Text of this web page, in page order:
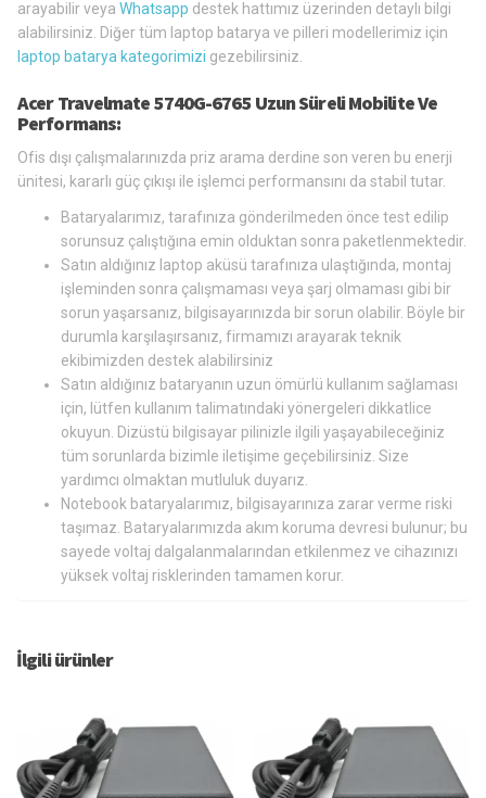
arayabilir veya Whatsapp destek hattımız üzerinden detaylı bilgi
alabilirsiniz. Diğer tüm laptop batarya ve pilleri modellerimiz için
laptop batarya kategorimizi gezebilirsiniz.
Acer Travelmate 5740G-6765 Uzun Süreli Mobilite Ve
Performans:
Ofis dışı çalışmalarınızda priz arama derdine son veren bu enerji
ünitesi, kararlı güç çıkışı ile işlemci performansını da stabil tutar.
Bataryalarımız, tarafınıza gönderilmeden önce test edilip
sorunsuz çalıştığına emin olduktan sonra paketlenmektedir.
Satın aldığınız laptop aküsü tarafınıza ulaştığında, montaj
işleminden sonra çalışmaması veya şarj olmaması gibi bir
sorun yaşarsanız, bilgisayarınızda bir sorun olabilir. Böyle bir
durumla karşılaşırsanız, firmamızı arayarak teknik
ekibimizden destek alabilirsiniz
Satın aldığınız bataryanın uzun ömürlü kullanım sağlaması
için, lütfen kullanım talimatındaki yönergeleri dikkatlice
okuyun. Dizüstü bilgisayar pilinizle ilgili yaşayabileceğiniz
tüm sorunlarda bizimle iletişime geçebilirsiniz. Size
yardımcı olmaktan mutluluk duyarız.
Notebook bataryalarımız, bilgisayarınıza zarar verme riski
taşımaz. Bataryalarımızda akım koruma devresi bulunur; bu
sayede voltaj dalgalanmalarından etkilenmez ve cihazınızı
yüksek voltaj risklerinden tamamen korur.
İlgili ürünler